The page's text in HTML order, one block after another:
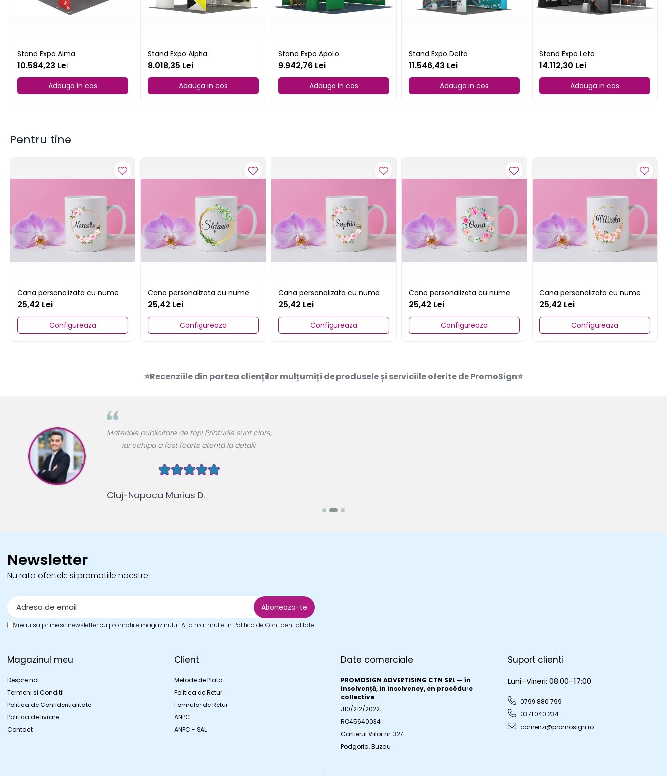
Stand Expo Alma
10.584,23 Lei
Adauga in cos
Stand Expo Alpha
8.018,35 Lei
Adauga in cos
Stand Expo Apollo
9.942,76 Lei
Adauga in cos
Stand Expo Delta
11.546,43 Lei
Adauga in cos
Stand Expo Leto
14.112,30 Lei
Adauga in cos
Pentru tine
Cana personalizata cu nume
25,42 Lei
Configureaza
Cana personalizata cu nume
25,42 Lei
Configureaza
Cana personalizata cu nume
25,42 Lei
Configureaza
Cana personalizata cu nume
25,42 Lei
Configureaza
Cana personalizata cu nume
25,42 Lei
Configureaza
⭐Recenziile din partea clienților mulțumiți de produsele și serviciile oferite de PromoSign⭐
Newsletter
Nu rata ofertele si promotiile noastre
Vreau sa primesc newsletter cu promotiile magazinului. Afla mai multe in Politica de Confidentialitate
Magazinul meu
Despre noi
Termeni si Conditii
Politica de Confidentialitate
Politica de livrare
Contact
Clienti
Metode de Plata
Politica de Retur
Formular de Retur
ANPC
ANPC - SAL
Date comerciale
PROMOSIGN ADVERTISING CTN SRL — în
insolvență, in insolvency, en procédure
collective
J10/212/2022
RO45640034
Cartierul Viilor nr. 327
Podgoria, Buzau
Suport clienti
Luni–Vineri: 08:00–17:00
0799 880 799
0371 040 234
comenzi@promosign.ro